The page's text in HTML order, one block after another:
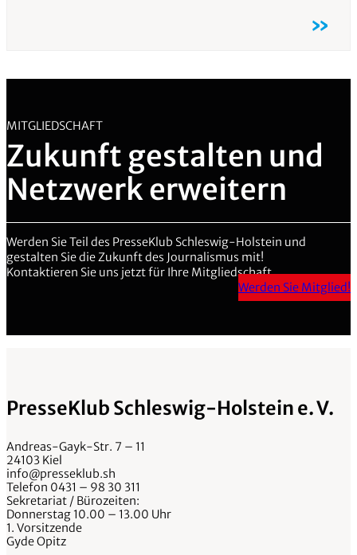
»
MITGLIEDSCHAFT
Zukunft gestalten und
Netzwerk erweitern
Werden Sie Teil des PresseKlub Schleswig-Holstein und
gestalten Sie die Zukunft des Journalismus mit!
Kontaktieren Sie uns jetzt für Ihre Mitgliedschaft.
Werden Sie Mitglied!
PresseKlub Schleswig-Holstein e. V.
Andreas-Gayk-Str. 7 – 11
24103 Kiel
info@presseklub.sh
Telefon 0431 – 98 30 311
Sekretariat / Bürozeiten:
Donnerstag 10.00 – 13.00 Uhr
1. Vorsitzende
Gyde Opitz